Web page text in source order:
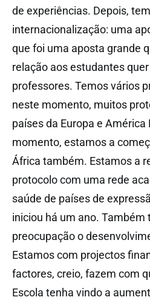
de experiências. Depois,
internacionalização: uma
que foi uma aposta grande
relação aos estudantes
professores. Temos vários
neste momento, muitos
países da Europa e América
momento, estamos a
África também. Estamos a
protocolo com uma rede
saúde de países de
iniciou há um ano. Também
preocupação o
Estamos com projectos
factores, creio, fazem com
Escola tenha vindo a